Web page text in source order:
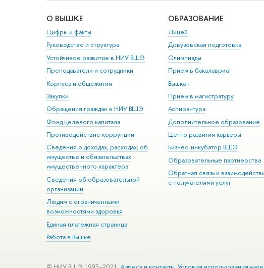
О ВЫШКЕ
Цифры и факты
Руководство и структура
Устойчивое развитие в НИУ ВШЭ
Преподаватели и сотрудники
Корпуса и общежития
Закупки
Обращения граждан в НИУ ВШЭ
Фонд целевого капитала
Противодействие коррупции
Сведения о доходах, расходах, об
имуществе и обязательствах
имущественного характера
Сведения об образовательной
организации
Людям с ограниченными
возможностями здоровья
Единая платежная страница
Работа в Вышке
ОБРАЗОВАНИЕ
Лицей
Довузовская подготовка
Олимпиады
Прием в бакалавриат
Вышка+
Прием в магистратуру
Аспирантура
Дополнительное образование
Центр развития карьеры
Бизнес-инкубатор ВШЭ
Образовательные партнерства
Обратная связь и
с получателями услуг